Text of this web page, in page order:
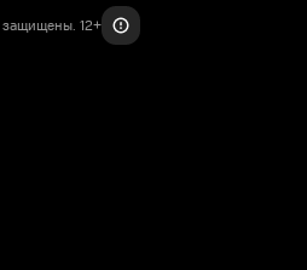
12+